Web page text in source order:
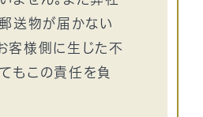
郵送物が届かない
客様側に生じた不
もこの責任を負